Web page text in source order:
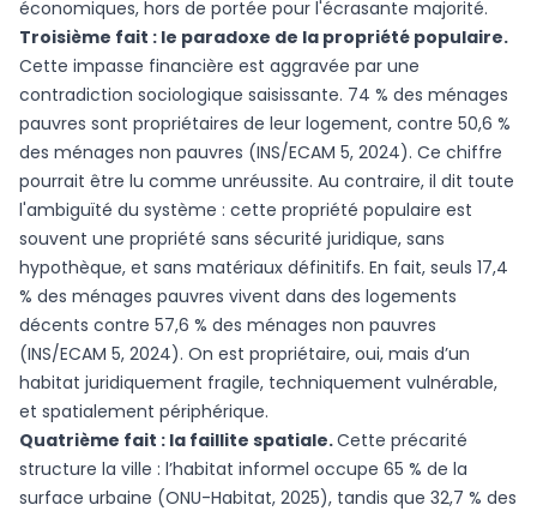
économiques, hors de portée pour l'écrasante majorité.
Troisième fait : le paradoxe de la propriété populaire.
Cette impasse financière est aggravée par une
contradiction sociologique saisissante. 74 % des ménages
pauvres sont propriétaires de leur logement, contre 50,6 %
des ménages non pauvres (INS/ECAM 5, 2024). Ce chiffre
pourrait être lu comme unréussite. Au contraire, il dit toute
l'ambiguïté du système : cette propriété populaire est
souvent une propriété sans sécurité juridique, sans
hypothèque, et sans matériaux définitifs. En fait, seuls 17,4
% des ménages pauvres vivent dans des logements
décents contre 57,6 % des ménages non pauvres
(INS/ECAM 5, 2024). On est propriétaire, oui, mais d’un
habitat juridiquement fragile, techniquement vulnérable,
et spatialement périphérique.
Quatrième fait : la faillite spatiale.Cette précarité
structure la ville : l’habitat informel occupe 65 % de la
surface urbaine (ONU-Habitat, 2025), tandis que 32,7 % des